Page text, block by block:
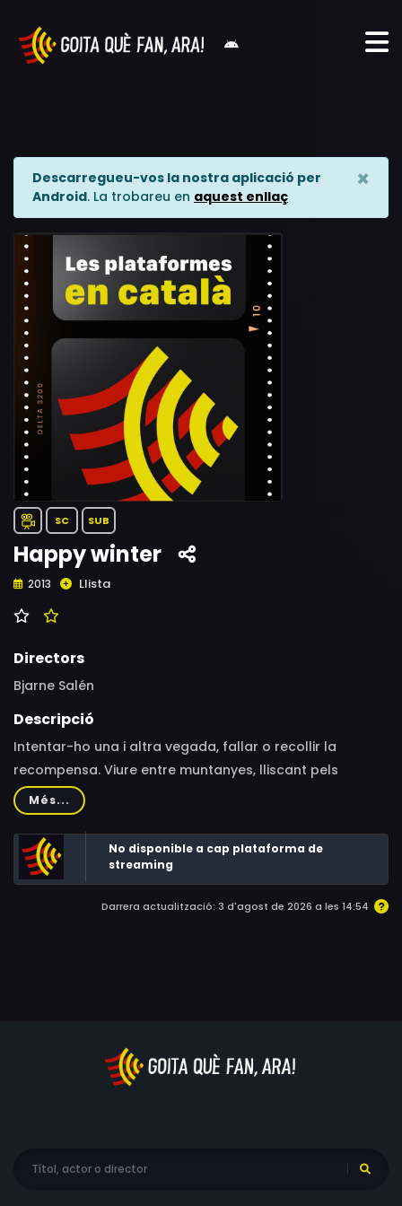
Descarregueu-vos la nostra aplicació per
Android. La trobareu en aquest enllaç
×
SC SUB
Happy winter
2013 Llista
Directors
Bjarne Salén
Descripció
Intentar-ho una i altra vegada, fallar o recollir la
recompensa. Viure entre muntanyes, lliscant pels
pendents, enmig dels núvols i l'aire fred. La vida pot ser
tan simple com això.
Més...
No disponible a cap plataforma de
streaming
Darrera actualització: 3 d'agost de 2026 a les 14:54